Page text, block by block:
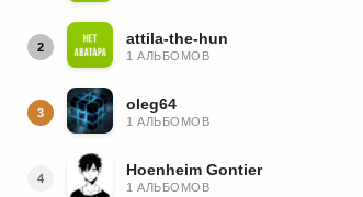
2 attila-the-hun
1 АЛЬБОМОВ
3 oleg64
1 АЛЬБОМОВ
4 Hoenheim Gontier
1 АЛЬБОМОВ